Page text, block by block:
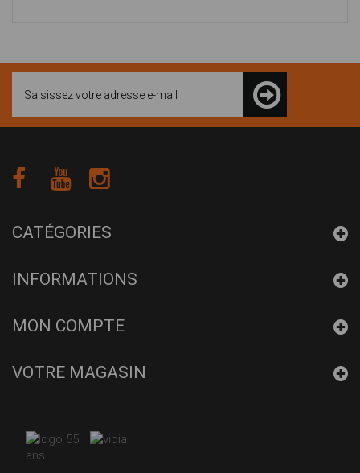
CATÉGORIES
INFORMATIONS
MON COMPTE
VOTRE MAGASIN